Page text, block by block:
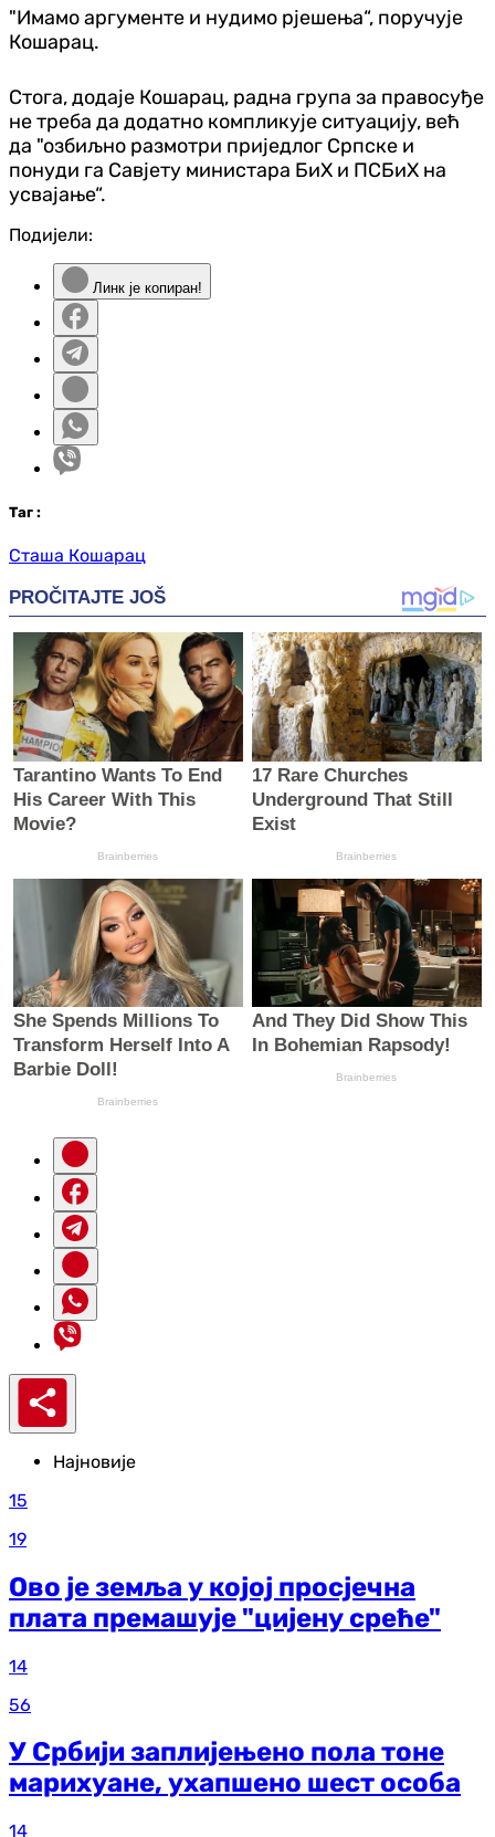
"Имамо аргументе и нудимо рјешења“, поручује
Кошарац.
Стога, додаје Кошарац, радна група за правосуђе
не треба да додатно компликује ситуацију, већ
да "озбиљно размотри приједлог Српске и
понуди га Савјету министара БиХ и ПСБиХ на
усвајање“.
Подијели:
Линк је копиран!
Таг :
Сташа Кошарац
Најновије
15
19
Ово је земља у којој просјечна
плата премашује "цијену среће"
14
56
У Србији заплијењено пола тоне
марихуане, ухапшено шест особа
14